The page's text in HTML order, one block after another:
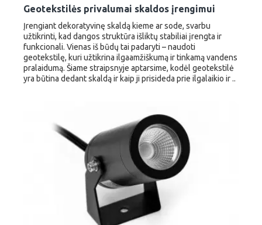
Geotekstilės privalumai skaldos įrengimui
Įrengiant dekoratyvinę skaldą kieme ar sode, svarbu
užtikrinti, kad dangos struktūra išliktų stabiliai įrengta ir
funkcionali. Vienas iš būdų tai padaryti – naudoti
geotekstilę, kuri užtikrina ilgaamžiškumą ir tinkamą vandens
pralaidumą. Šiame straipsnyje aptarsime, kodėl geotekstilė
yra būtina dedant skaldą ir kaip ji prisideda prie ilgalaikio ir ..